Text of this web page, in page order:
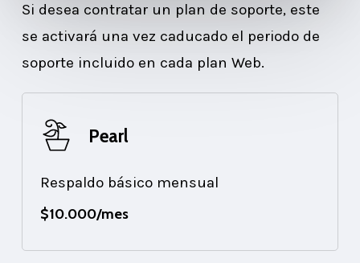
Si desea contratar un plan de soporte, este
se activará una vez caducado el periodo de
soporte incluido en cada plan Web.
Pearl
Respaldo básico mensual
$10.000/mes